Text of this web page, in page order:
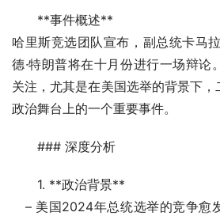
**事件概述**
哈里斯竞选团队宣布，副总统卡马
德·特朗普将在十月份进行一场辩论
关注，尤其是在美国选举的背景下
政治舞台上的一个重要事件。
### 深度分析
1. **政治背景**